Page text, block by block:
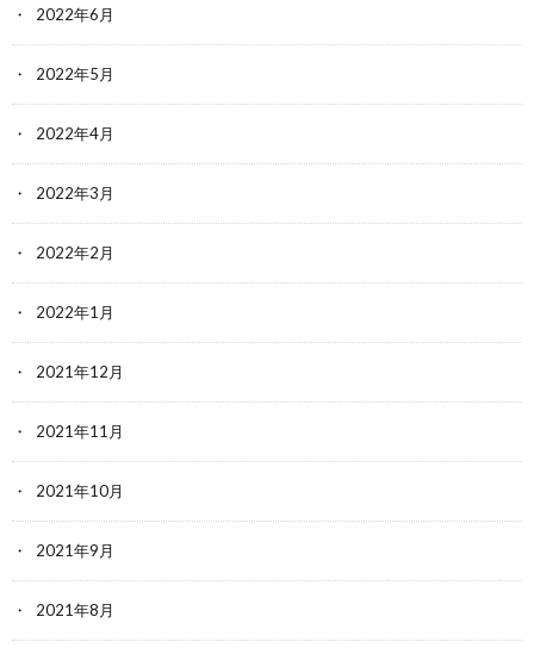
2022年6月
2022年5月
2022年4月
2022年3月
2022年2月
2022年1月
2021年12月
2021年11月
2021年10月
2021年9月
2021年8月